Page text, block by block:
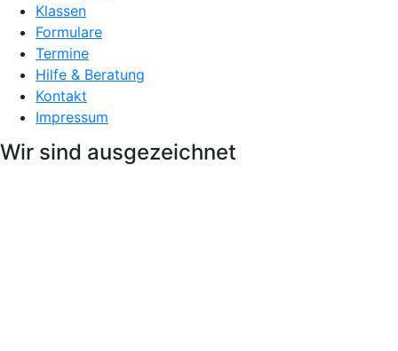
Klassen
Formulare
Termine
Hilfe & Beratung
Kontakt
Impressum
Wir sind ausgezeichnet